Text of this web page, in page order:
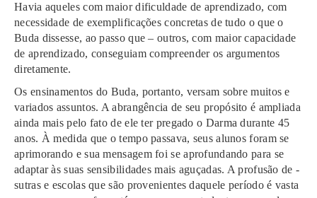
Havia aque­les com maior difi­cul­da­de de apren­di­za­do, com
neces­si­da­de de exempli­fi­ca­ções con­cre­tas de tudo o que o
Buda dis­ses­se, ao passo que – outros, com maior capa­ci­da­de
de apren­di­za­do, con­se­guiam com­preen­der os argu­men­tos
dire­ta­men­te.
Os ensi­na­men­tos do Buda, por­tan­to, ver­sam sobre mui­tos e
varia­dos assuntos. A abrangência de seu propósito é amplia­da
ainda mais pelo fato de ele ter pre­ga­do o Darma duran­te 45
anos. À medi­da que o tempo pas­sa­va, seus alu­nos foram se
aprimorando e sua men­sa­gem foi se apro­fun­dan­do para se
adaptar às suas sen­si­bi­li­da­des mais aguçadas. A profusão de ­
sutras e esco­las que são provenientes daque­le período é vasta